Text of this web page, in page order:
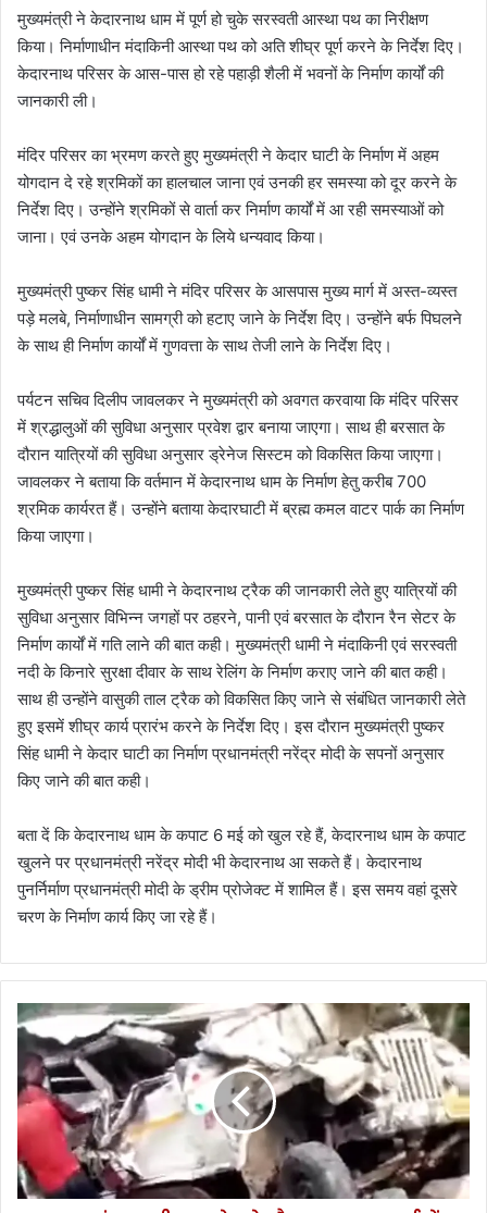
मुख्यमंत्री ने केदारनाथ धाम में पूर्ण हो चुके सरस्वती आस्था पथ का निरीक्षण
किया। निर्माणाधीन मंदाकिनी आस्था पथ को अति शीघ्र पूर्ण करने के निर्देश दिए।
केदारनाथ परिसर के आस-पास हो रहे पहाड़ी शैली में भवनों के निर्माण कार्यों की
जानकारी ली।
मंदिर परिसर का भ्रमण करते हुए मुख्यमंत्री ने केदार घाटी के निर्माण में अहम
योगदान दे रहे श्रमिकों का हालचाल जाना एवं उनकी हर समस्या को दूर करने के
निर्देश दिए। उन्होंने श्रमिकों से वार्ता कर निर्माण कार्यों में आ रही समस्याओं को
जाना। एवं उनके अहम योगदान के लिये धन्यवाद किया।
मुख्यमंत्री पुष्कर सिंह धामी ने मंदिर परिसर के आसपास मुख्य मार्ग में अस्त-व्यस्त
पड़े मलबे, निर्माणाधीन सामग्री को हटाए जाने के निर्देश दिए। उन्होंने बर्फ पिघलने
के साथ ही निर्माण कार्यों में गुणवत्ता के साथ तेजी लाने के निर्देश दिए।
पर्यटन सचिव दिलीप जावलकर ने मुख्यमंत्री को अवगत करवाया कि मंदिर परिसर
में श्रद्धालुओं की सुविधा अनुसार प्रवेश द्वार बनाया जाएगा। साथ ही बरसात के
दौरान यात्रियों की सुविधा अनुसार ड्रेनेज सिस्टम को विकसित किया जाएगा।
जावलकर ने बताया कि वर्तमान में केदारनाथ धाम के निर्माण हेतु करीब 700
श्रमिक कार्यरत हैं। उन्होंने बताया केदारघाटी में ब्रह्म कमल वाटर पार्क का निर्माण
किया जाएगा।
मुख्यमंत्री पुष्कर सिंह धामी ने केदारनाथ ट्रैक की जानकारी लेते हुए यात्रियों की
सुविधा अनुसार विभिन्न जगहों पर ठहरने, पानी एवं बरसात के दौरान रैन सेटर के
निर्माण कार्यों में गति लाने की बात कही। मुख्यमंत्री धामी ने मंदाकिनी एवं सरस्वती
नदी के किनारे सुरक्षा दीवार के साथ रेलिंग के निर्माण कराए जाने की बात कही।
साथ ही उन्होंने वासुकी ताल ट्रैक को विकसित किए जाने से संबंधित जानकारी लेते
हुए इसमें शीघ्र कार्य प्रारंभ करने के निर्देश दिए। इस दौरान मुख्यमंत्री पुष्कर
सिंह धामी ने केदार घाटी का निर्माण प्रधानमंत्री नरेंद्र मोदी के सपनों अनुसार
किए जाने की बात कही।
बता दें कि केदारनाथ धाम के कपाट 6 मई को खुल रहे हैं, केदारनाथ धाम के कपाट
खुलने पर प्रधानमंत्री नरेंद्र मोदी भी केदारनाथ आ सकते हैं। केदारनाथ
पुनर्निर्माण प्रधानमंत्री मोदी के ड्रीम प्रोजेक्ट में शामिल हैं। इस समय वहां दूसरे
चरण के निर्माण कार्य किए जा रहे हैं।
उ
त्त
रा
खं
ड
-
शा
दी
स